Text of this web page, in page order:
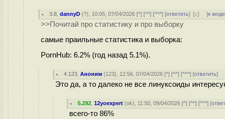
3.8 ,dannyD (?), 10:05, 07/04/2026 [^] [^^] [^^^] [ответить][↓] [к
>>Почитай про статистику и про выборку
самые праильные статистика и выборка:
PornHub: 6.2% (год назад 5.1%).
4.123 ,Аноним (123), 12:56, 07/04/2026 [^] [^^] [^^^] [ответить]
Это да, а то далеко не все линуксоиды
5.292 ,12yoexpert (ok), 11:50, 09/04/2026 [^] [^^] [^^^] [
всего-то 86%